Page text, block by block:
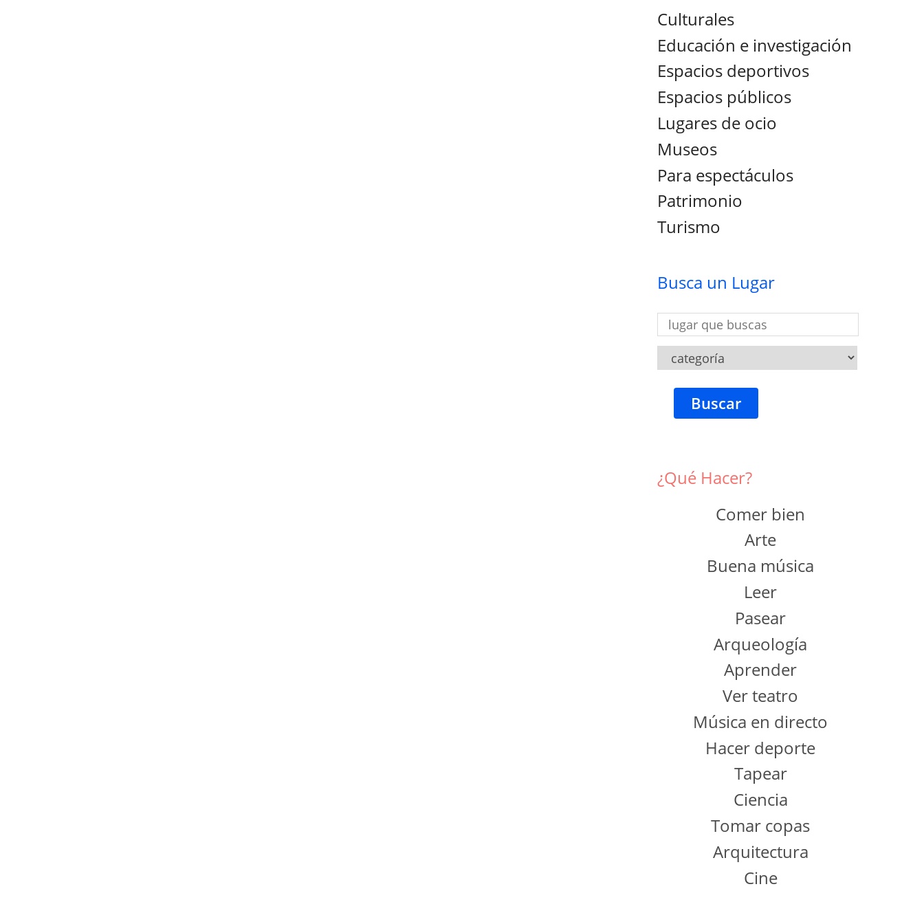
Culturales
Educación e investigación
Espacios deportivos
Espacios públicos
Lugares de ocio
Museos
Para espectáculos
Patrimonio
Turismo
Busca un Lugar
Buscar
¿Qué Hacer?
Comer bien
Arte
Buena música
Leer
Pasear
Arqueología
Aprender
Ver teatro
Música en directo
Hacer deporte
Tapear
Ciencia
Tomar copas
Arquitectura
Cine